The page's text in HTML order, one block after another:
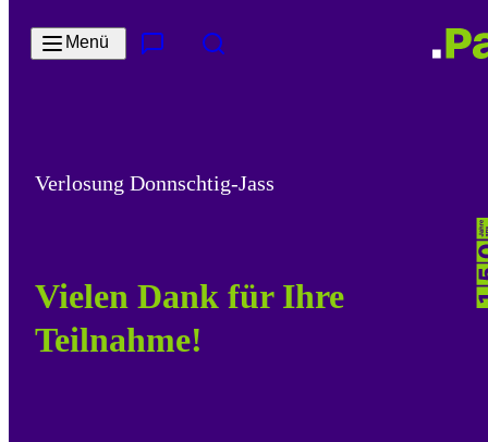
Menü
Verlosung Donnschtig-Jass
Vielen Dank für Ihre
Teilnahme!